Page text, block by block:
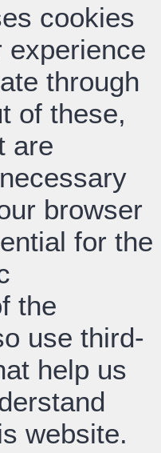
cookies
experience
through
of these,
are
browser
for the
the
use third-
help us
website.